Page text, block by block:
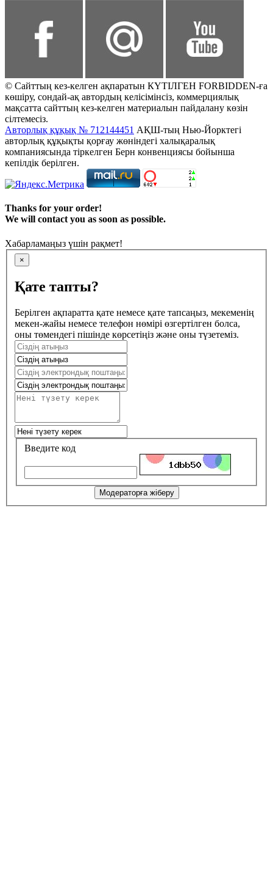
© Сайттың кез-келген ақпаратын КҮТІЛГЕН FORBIDDEN-ға
көшіру, сондай-ақ автордың келісімінсіз, коммерциялық
мақсатта сайттың кез-келген материалын пайдалану көзін
сілтемесіз.
Авторлық құқық № 712144451 АҚШ-тың Нью-Йорктегі
авторлық құқықты қорғау жөніндегі халықаралық
компаниясында тіркелген Берн конвенциясы бойынша
кепілдік берілген.
Thanks for your order!
We will contact you as soon as possible.
Хабарламаңыз үшін рақмет!
×
Қате тапты?
Берілген ақпаратта қате немесе қате тапсаңыз, мекеменің
мекен-жайы немесе телефон нөмірі өзгертілген болса,
оны төмендегі пішінде көрсетіңіз және оны түзетеміз.
Введите код
Модераторға жіберу